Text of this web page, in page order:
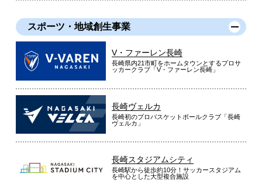
スポーツ・地域創生事業
V・ファーレン長崎
長崎県内21市町をホームタウンとするプロサ
ッカークラブ「V・ファーレン長崎」
長崎ヴェルカ
長崎初のプロバスケットボールクラブ「長崎
ヴェルカ」
長崎スタジアムシティ
長崎駅から徒歩約10分！サッカースタジアム
を中心とした大型複合施設